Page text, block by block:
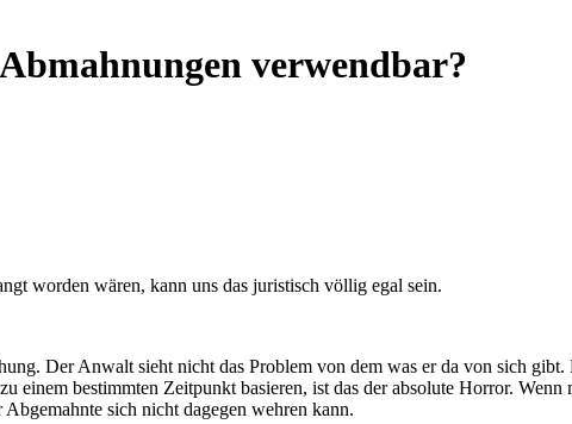
verwendbar?
worden wären, kann uns das juristisch völlig egal sein.
Der Anwalt sieht nicht das Problem von dem was er da von sich
einem bestimmten Zeitpunkt basieren, ist das der absolute Horror.
sich nicht dagegen wehren kann.